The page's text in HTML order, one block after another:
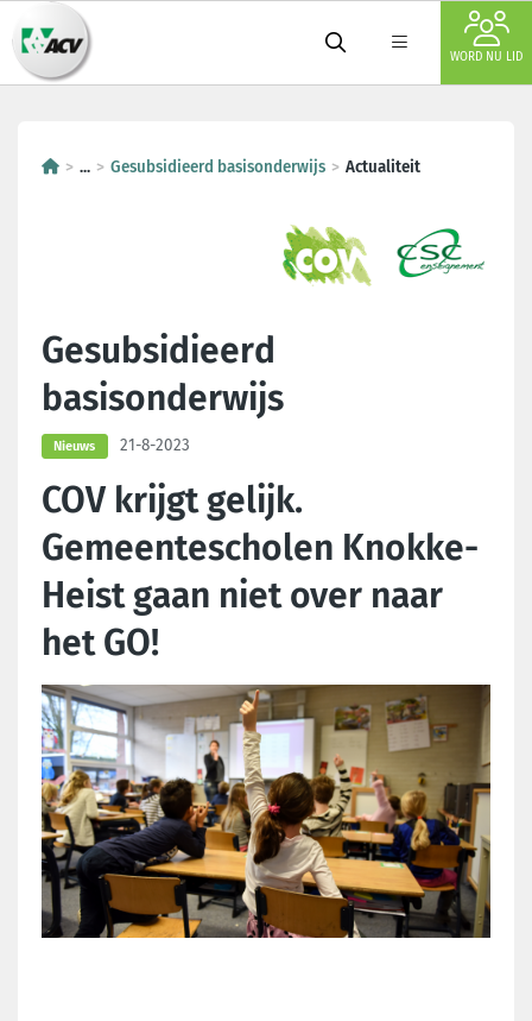
WORD NU LID
... Gesubsidieerd basisonderwijs Actualiteit
Gesubsidieerd
basisonderwijs
Nieuws 21-8-2023
COV krijgt gelijk.
Gemeentescholen Knokke-
Heist gaan niet over naar
het GO!